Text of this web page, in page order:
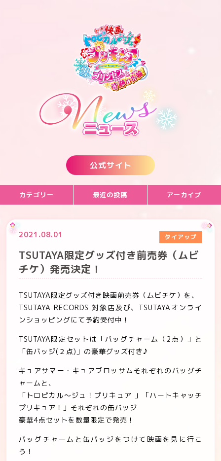
公式サイト
カテゴリー
映画情報
最近の投稿
ビッグキラキラポストカードをプレゼント！
『映画トロピカル〜ジュ！プリキュア 雪のプリンセスと奇跡の
指輪！』の Blu-ray＆DVDが2022年2⽉23⽇(⽔)に発売決
定！
『トロピカル～ジュ！プリキュア』TV最終回記念 ありがとう上
映vol.3 開催！
指輪！』 スタッフトーク付上映11月22日（月）渋谷TOEIにて
開催決定！
大ヒット記念！まさかの2本立て上映決定！『映画ハートキャッ
チプリキュア！花の都でファッションショー…ですか！？』＆
『映画トロピカル～ジュ！プリキュア 雪のプリンセスと奇跡の
指輪！』 全国劇場にて追加開催決定！！
アーカイブ
2021年11月
2021年10月
2021年9月
2021年8月
2021.08.01 タイアップ
TSUTAYA限定グッズ付き前売券（ムビ
チケ）発売決定！
TSUTAYA限定グッズ付き映画前売券（ムビチケ）を、
TSUTAYA RECORDS 対象店及び、TSUTAYAオンライ
ンショッピングにて予約受付中！
TSUTAYA限定セットは「バッグチャーム（2点）」と
「缶バッジ(２点)」の豪華グッズ付き♪
キュアサマー・キュアブロッサムそれぞれのバッグチ
ャームと、
「トロピカル～ジュ！プリキュア 」「ハートキャッチ
プリキュア！」それぞれの缶バッジ
豪華4点セットを数量限定で発売！
バッグチャームと缶バッジをつけて映画を見に行こ
う！